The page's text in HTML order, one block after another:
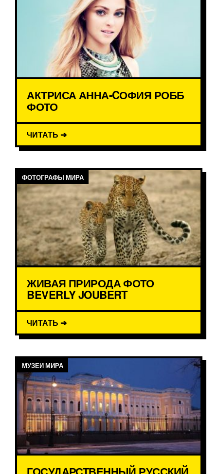
АКТРИСА АННА-CОФИЯ РОББ
ФОТО
ЧИТАТЬ ➔
ФОТОГРАФЫ МИРА
ЖИВАЯ ПРИРОДА ФОТО
BEVERLY JOUBERT
ЧИТАТЬ ➔
МУЗЕИ МИРА